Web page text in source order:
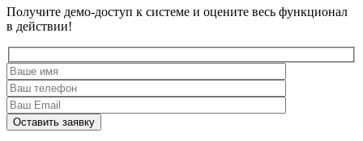
Получите демо-доступ к системе и оцените весь функционал
в действии!